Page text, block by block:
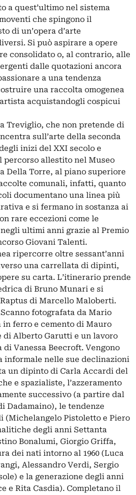
a quest’ultimo nel sistema
che spingono il
di un’opera d’arte
Si può aspirare a opere
consolidato o, al contrario, alle
dalle quotazioni ancora
a una tendenza
una raccolta omogenea
acquistandogli cospicui
Treviglio, che non pretende di
sull’arte della seconda
inizi del XXI secolo e
percorso allestito nel Museo
Della Torre, al piano superiore
comunali, infatti, quanto
documentano una linea più
e si fermano in sostanza ai
rare eccezioni come le
ultimi anni grazie al Premio
Giovani Talenti.
ripercorre oltre sessant’anni
una carrellata di dipinti,
su carta. L’itinerario prende
di Bruno Munari e si
di Marcello Maloberti.
fotografata da Mario
ferro e cemento di Mauro
di Alberto Garutti e un lavoro
Vanessa Beecroft. Vengono
informale nelle sue declinazioni
un dipinto di Carla Accardi del
e spazialiste, l’azzeramento
successivo (a partire dal
Dadamaino), le tendenze
(Michelangelo Pistoletto e Piero
degli anni Settanta
Bonalumi, Giorgio Griffa,
dei nati intorno al 1960 (Luca
Alessandro Verdi, Sergio
e la generazione degli anni
e Rita Casdia). Completano il